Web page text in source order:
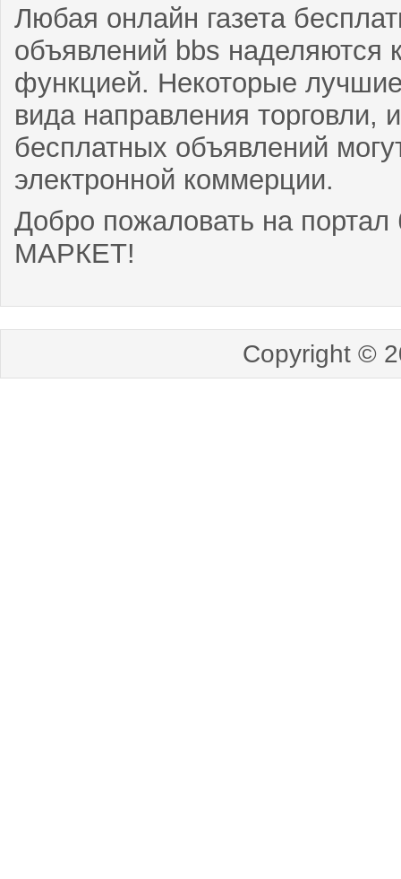
Любая онлайн газета
объявлений bbs наделяются
функцией. Некоторые
вида направления
бесплатных объявлений
электронной коммерции.
Добро пожаловать на
МАРКЕТ!
Copyright ©